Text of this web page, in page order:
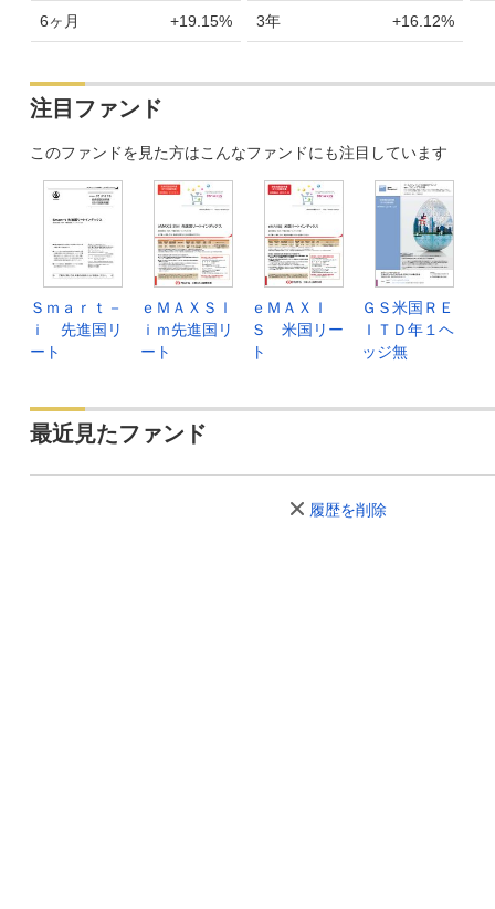
6ヶ月 +19.15% 3年 +16.12%
注目ファンド
このファンドを見た方はこんなファンドにも注目しています
Ｓｍａｒｔ－
ｉ 先進国リ
ート
ｅＭＡＸＳｌ
ｉｍ先進国リ
ート
ｅＭＡＸＩ
Ｓ 米国リー
ト
ＧＳ米国ＲＥ
ＩＴＤ年１ヘ
ッジ無
最近見たファンド
履歴を削除